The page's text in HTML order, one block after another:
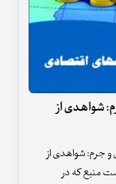
شواهدی از
و جرم: شواهدی از
ای است در 25 صفحه و با 48 فهرست منبع که در